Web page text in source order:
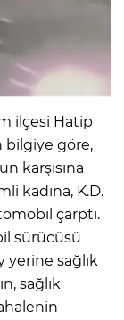
ilçesi Hatip
bilgiye göre,
karşısına
kadına, K.D.
çarptı.
sürücüsü
yerine sağlık
sağlık